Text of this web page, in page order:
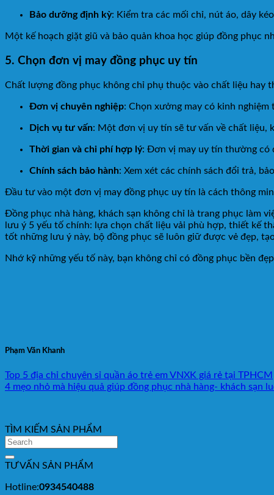
Bảo dưỡng định kỳ: Kiểm tra các mối chỉ, nút áo, dây
Một kế hoạch giặt giũ và bảo quản khoa học giúp đồng phục
5. Chọn đơn vị may đồng phục uy tín
Chất lượng đồng phục không chỉ phụ thuộc vào chất liệu hay
Đơn vị chuyên nghiệp: Chọn xưởng may có kinh nghiệm
Dịch vụ tư vấn: Một đơn vị uy tín sẽ tư vấn về chất liệu,
Thời gian và chi phí hợp lý: Đơn vị may uy tín thường có
Chính sách bảo hành: Xem xét các chính sách đổi trả,
Đầu tư vào một đơn vị may đồng phục uy tín là cách thông
Đồng phục nhà hàng, khách sạn không chỉ là trang phục làm
lưu ý 5 yếu tố chính: lựa chọn chất liệu vải phù hợp, thiết kế
tốt những lưu ý này, bộ đồng phục sẽ luôn giữ được vẻ đẹp,
Nhớ kỹ những yếu tố này, bạn không chỉ có đồng phục bền
Phạm Văn Khanh
Top 5 địa chỉ chuyên sỉ quần áo trẻ em VNXK giá rẻ tại TPHCM
4 mẹo nhỏ mà hiệu quả giúp đồng phục nhà hàng- khách sạn
TÌM KIẾM SẢN PHẨM
TƯ VẤN SẢN PHẨM
Hotline:0934540488